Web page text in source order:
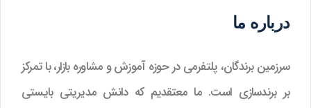
درباره ما
سرزمین برندگان، پلتفرمی در حوزه آموزش و مشاوره بازار، با تمرکز
بر برندسازی است. ما معتقدیم که دانش مدیریتی بایستی